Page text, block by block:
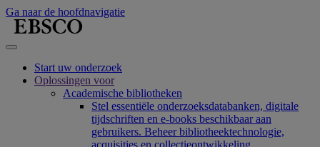
Ga naar de hoofdnavigatie
Start uw onderzoek
Oplossingen voor
Academische bibliotheken
Stel essentiële onderzoeksdatabanken, digitale
tijdschriften en e-books beschikbaar aan
gebruikers. Beheer bibliotheektechnologie,
acquisities en collectieontwikkeling.